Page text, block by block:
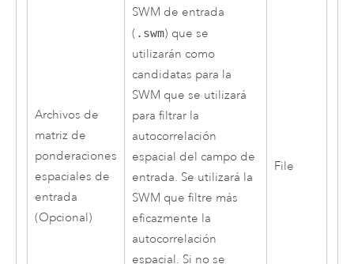
Archivos de
matriz de
ponderaciones
espaciales de
entrada
(Opcional)
SWM de entrada
( .swm) que se
utilizarán como
candidatas para la
SWM que se utilizará
para filtrar la
autocorrelación
espacial del campo de
entrada. Se utilizará la
SWM que filtre más
eficazmente la
autocorrelación
espacial. Si no se
File